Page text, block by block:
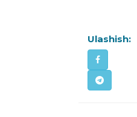
Ulashish: